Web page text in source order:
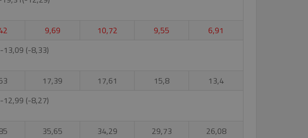
9,69 10,72 9,55
6,91
-13,09 (-8,33)
17,39 17,61 15,8
13,4
-12,99 (-8,27)
35,65 34,29 29,73
26,08